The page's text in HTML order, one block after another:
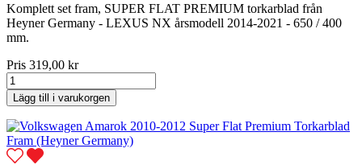
Komplett set fram, SUPER FLAT PREMIUM torkarblad från
Heyner Germany - LEXUS NX årsmodell 2014-2021 - 650 / 400
mm.
Pris 319,00 kr
Lägg till i varukorgen